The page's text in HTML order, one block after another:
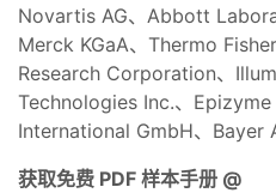
Novartis AG、Abbott
Merck KGaA、Thermo
Research Corporation、
Technologies Inc.、
International GmbH、Bayer
获取免费 PDF 样本手册 @